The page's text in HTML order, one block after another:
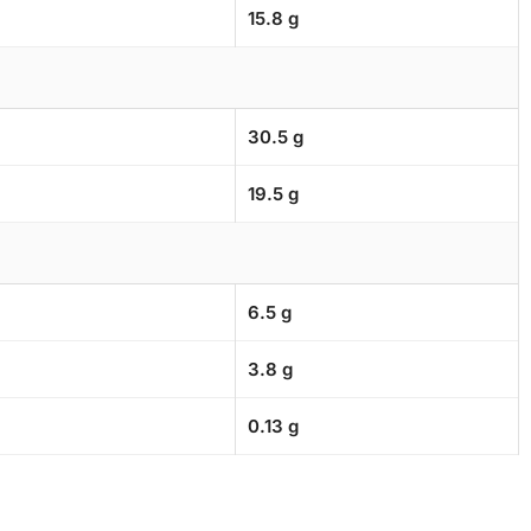
15.8 g
30.5 g
19.5 g
6.5 g
3.8 g
0.13 g